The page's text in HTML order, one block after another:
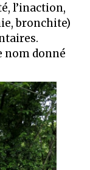
l’inaction,
bronchite)
nom donné